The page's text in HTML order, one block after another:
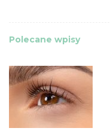
Polecane wpisy